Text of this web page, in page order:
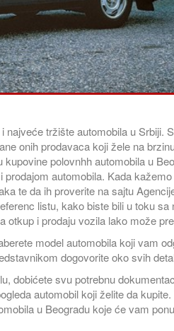
tržište automobila u Srbiji.
onih prodavaca koji žele na
polovnhh automobila u
automobila. Kada
te da ih proverite na sajtu
listu, kako biste bili u toku sa
otkup i prodaju vozila lako može
model automobila koji vam
dogovorite oko svih
dobićete svu potrebnu
automobil koji želite da kupite.
u Beogradu koje će vam